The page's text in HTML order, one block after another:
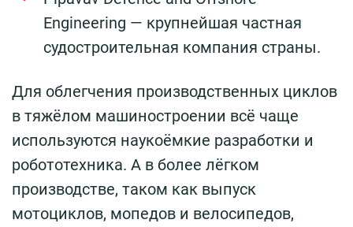
Engineering — крупнейшая частная
судостроительная компания страны.
Для облегчения производственных циклов
в тяжёлом машиностроении всё чаще
используются наукоёмкие разработки и
робототехника. А в более лёгком
производстве, таком как выпуск
мотоциклов, мопедов и велосипедов,